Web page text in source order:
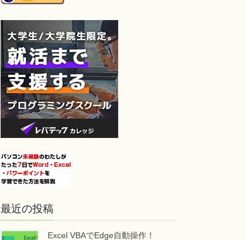
最近の投稿
Excel VBAでEdge自動操作！